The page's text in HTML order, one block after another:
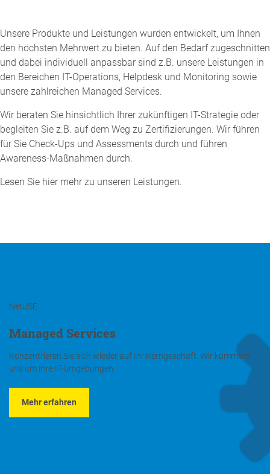
Unsere Produkte und Leistungen wurden entwickelt, um Ihnen
den höchsten Mehrwert zu bieten. Auf den Bedarf zugeschnitten
und dabei individuell anpassbar sind z.B. unsere Leistungen in
den Bereichen IT-Operations, Helpdesk und Monitoring sowie
unsere zahlreichen Managed Services.
Wir beraten Sie hinsichtlich Ihrer zukünftigen IT-Strategie oder
begleiten Sie z.B. auf dem Weg zu Zertifizierungen. Wir führen
für Sie Check-Ups und Assessments durch und führen
Awareness-Maßnahmen durch.
Lesen Sie hier mehr zu unseren Leistungen.
NetUSE
Managed Services
Konzentrieren Sie sich wieder auf Ihr Kerngeschäft. Wir kümmern
uns um Ihre IT-Umgebungen.
Mehr erfahren